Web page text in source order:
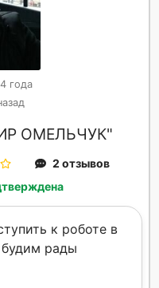
года
ОМЕЛЬЧУК"
2 отзывов
к роботе в
рады